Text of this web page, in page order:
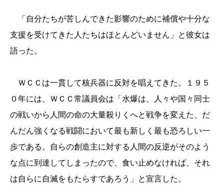
「自分たちが苦しんできた影響のために補償や十分な
支援を受けてきた人たちはほとんどいません」と彼女は
語った。
ＷＣＣは一貫して核兵器に反対を唱えてきた。１９５
０年には、ＷＣＣ常議員会は「水爆は、人々や国々同士
の戦いから人間の命の大量殺りくへと戦争を変えた、だ
んだん強くなる戦闘において最も新しく最も恐ろしい一
歩である。自らの創造主に対する人間の反逆がそのよう
な点に到達してしまったので、食い止めなければ、それ
は自らに自滅をもたらすであろう」と宣言した。